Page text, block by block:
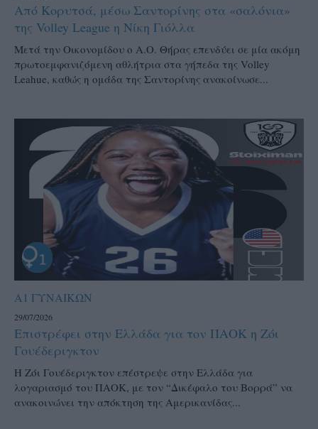
Από Κορυτσά, μέσω Σαντορίνης στα «σαλόνια»
της Volley League η Νίκη Γιόλλα
Μετά την Οικονομίδου ο Α.Ο. Θήρας επενδύει σε μία ακόμη
πρωτοεμφανιζόμενη αθλήτρια στα γήπεδα της Volley
Leahue, καθώς η ομάδα της Σαντορίνης ανακοίνωσε...
Α1 ΓΥΝΑΙΚΩΝ
29/07/2026
Επιστρέφει στην Ελλάδα για τον ΠΑΟΚ η Ζόι
Γουέδεριγκτον
Η Ζόι Γουέδεριγκτον επέστρεψε στην Ελλάδα για
λογαριασμό του ΠΑΟΚ, με τον “Δικέφαλο του Βορρά” να
ανακοινώνει την απόκτηση της Αμερικανίδας...